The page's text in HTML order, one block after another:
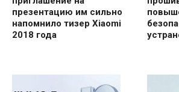
презентацию им сильно
напомнило тизер Xiaomi
2018 года